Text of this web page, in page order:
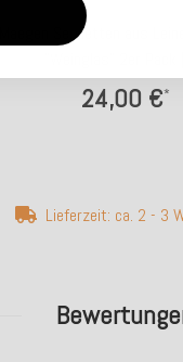
Maegen Servietten aus
24,00 €*
Lieferzeit: ca. 2 - 3